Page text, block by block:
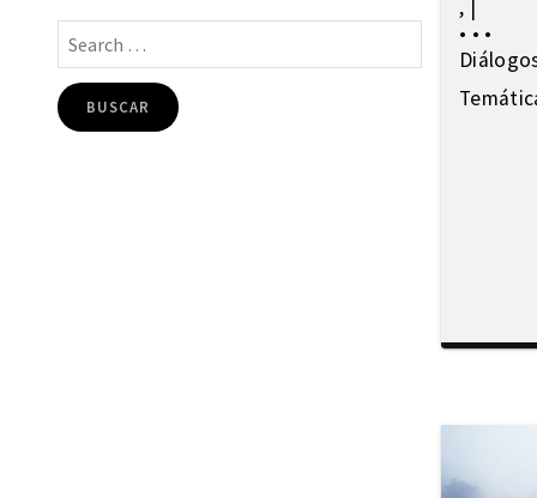
Gentrificación
Globalización
Guerra
Imaginarios
, |
• • •